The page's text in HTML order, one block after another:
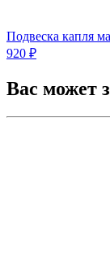
Подвеска капля
920 ₽
Вас может